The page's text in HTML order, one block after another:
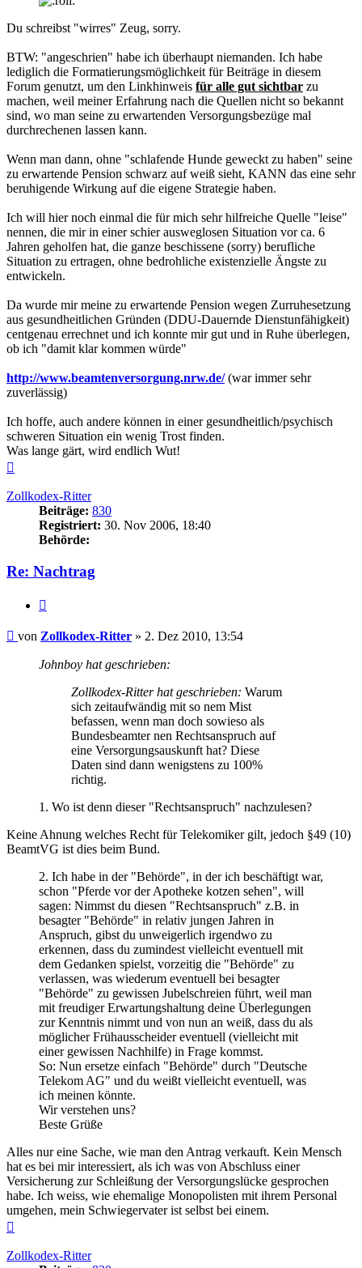
Du schreibst "wirres" Zeug, sorry.
BTW: "angeschrien" habe ich überhaupt niemanden. Ich habe
lediglich die Formatierungsmöglichkeit für Beiträge in diesem
Forum genutzt, um den Linkhinweis für alle gut sichtbar zu
machen, weil meiner Erfahrung nach die Quellen nicht so bekannt
sind, wo man seine zu erwartenden Versorgungsbezüge mal
durchrechenen lassen kann.
Wenn man dann, ohne "schlafende Hunde geweckt zu haben" seine
zu erwartende Pension schwarz auf weiß sieht, KANN das eine sehr
beruhigende Wirkung auf die eigene Strategie haben.
Ich will hier noch einmal die für mich sehr hilfreiche Quelle "leise"
nennen, die mir in einer schier ausweglosen Situation vor ca. 6
Jahren geholfen hat, die ganze beschissene (sorry) berufliche
Situation zu ertragen, ohne bedrohliche existenzielle Ängste zu
entwickeln.
Da wurde mir meine zu erwartende Pension wegen Zurruhesetzung
aus gesundheitlichen Gründen (DDU-Dauernde Dienstunfähigkeit)
centgenau errechnet und ich konnte mir gut und in Ruhe überlegen,
ob ich "damit klar kommen würde"
http://www.beamtenversorgung.nrw.de/(war immer sehr
zuverlässig)
Ich hoffe, auch andere können in einer gesundheitlich/psychisch
schweren Situation ein wenig Trost finden.
Was lange gärt, wird endlich Wut!
Zollkodex-Ritter
Beiträge: 830
Registriert: 30. Nov 2006, 18:40
Behörde:
Re: Nachtrag
Beitrag
von Zollkodex-Ritter » 2. Dez 2010, 13:54
Johnboy hat geschrieben:
Zollkodex-Ritter hat geschrieben: Warum
sich zeitaufwändig mit so nem Mist
befassen, wenn man doch sowieso als
Bundesbeamter nen Rechtsanspruch auf
eine Versorgungsauskunft hat? Diese
Daten sind dann wenigstens zu 100%
richtig.
1. Wo ist denn dieser "Rechtsanspruch" nachzulesen?
Keine Ahnung welches Recht für Telekomiker gilt, jedoch §49 (10)
BeamtVG ist dies beim Bund.
2. Ich habe in der "Behörde", in der ich beschäftigt war,
schon "Pferde vor der Apotheke kotzen sehen", will
sagen: Nimmst du diesen "Rechtsanspruch" z.B. in
besagter "Behörde" in relativ jungen Jahren in
Anspruch, gibst du unweigerlich irgendwo zu
erkennen, dass du zumindest vielleicht eventuell mit
dem Gedanken spielst, vorzeitig die "Behörde" zu
verlassen, was wiederum eventuell bei besagter
"Behörde" zu gewissen Jubelschreien führt, weil man
mit freudiger Erwartungshaltung deine Überlegungen
zur Kenntnis nimmt und von nun an weiß, dass du als
möglicher Frühausscheider eventuell (vielleicht mit
einer gewissen Nachhilfe) in Frage kommst.
So: Nun ersetze einfach "Behörde" durch "Deutsche
Telekom AG" und du weißt vielleicht eventuell, was
ich meinen könnte.
Wir verstehen uns?
Beste Grüße
Alles nur eine Sache, wie man den Antrag verkauft. Kein Mensch
hat es bei mir interessiert, als ich was von Abschluss einer
Versicherung zur Schleißung der Versorgungslücke gesprochen
habe. Ich weiss, wie ehemalige Monopolisten mit ihrem Personal
umgehen, mein Schwiegervater ist selbst bei einem.
Zollkodex-Ritter